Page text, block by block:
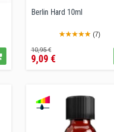
Berlin Hard 10ml
(7)
Precio
regular
10,95 €Precio
9,09 €